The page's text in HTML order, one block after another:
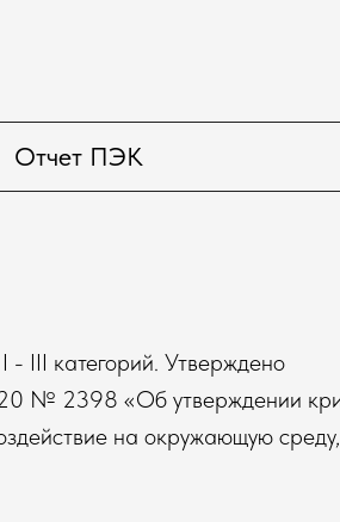
Отчет ПЭК
III категорий. Утверждено
№ 2398 «Об утверждении
на окружающую